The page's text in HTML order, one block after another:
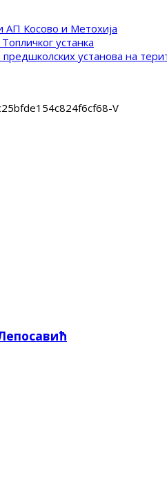
АП Косово и Метохија
устанка
установа на
V